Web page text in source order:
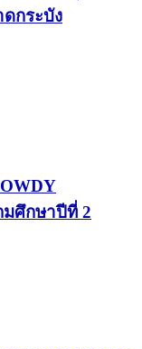
กระบัง
ศึกษาปีที่ 2